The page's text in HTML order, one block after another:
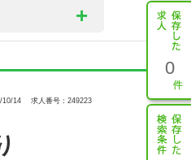
0
10/14 求人番号：249223